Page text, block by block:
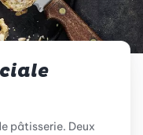
pâtisserie. Deux